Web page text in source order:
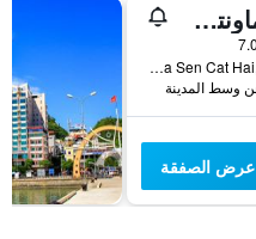
كات با ماونتن فيو هوم ستاي
452 Ha Sen Cat Hai, Cat Ba, فيتنام
عرض الصفقة